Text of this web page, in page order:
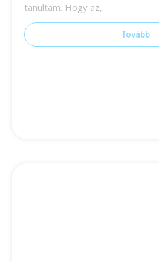
tanultam. Hogy az,..
Tovább